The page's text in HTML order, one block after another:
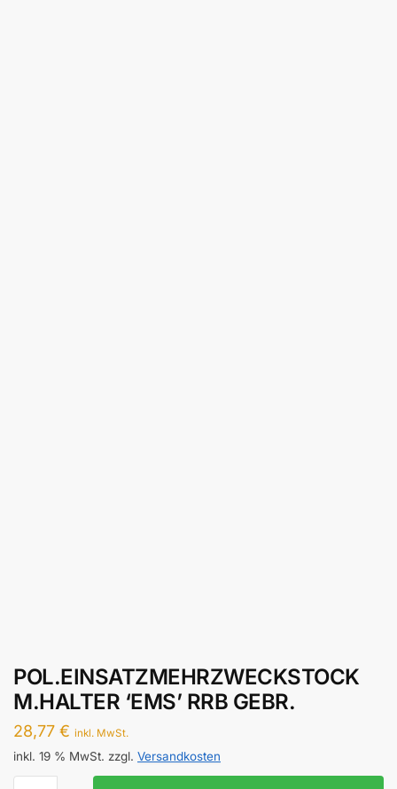
POL.EINSATZMEHRZWECKSTOCK
M.HALTER ‘EMS’ RRB GEBR.
28,77 € inkl. MwSt.
inkl. 19 % MwSt. zzgl. Versandkosten